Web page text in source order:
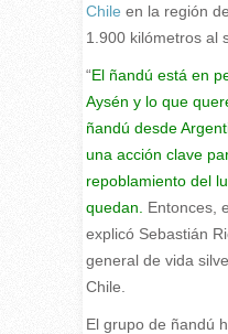
Chile en la región
1.900 kilómetros al
“El ñandú está en
Aysén y lo que
ñandú desde
una acción clave
repoblamiento del
quedan.
Entonces,
explicó Sebastián
general de vida
Chile.
El grupo de ñandú